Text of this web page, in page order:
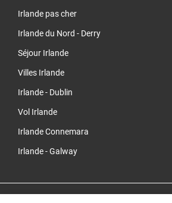
Irlande pas cher
Irlande du Nord - Derry
Séjour Irlande
Villes Irlande
Irlande - Dublin
Vol Irlande
Irlande Connemara
Irlande - Galway